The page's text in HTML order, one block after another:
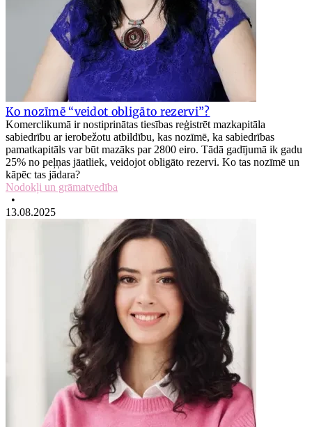
Ko nozīmē “veidot obligāto rezervi”?
Komerclikumā ir nostiprinātas tiesības reģistrēt mazkapitāla
sabiedrību ar ierobežotu atbildību, kas nozīmē, ka sabiedrības
pamatkapitāls var būt mazāks par 2800 eiro. Tādā gadījumā ik gadu
25% no peļņas jāatliek, veidojot obligāto rezervi. Ko tas nozīmē un
kāpēc tas jādara?
Nodokļi un grāmatvedība
•
13.08.2025